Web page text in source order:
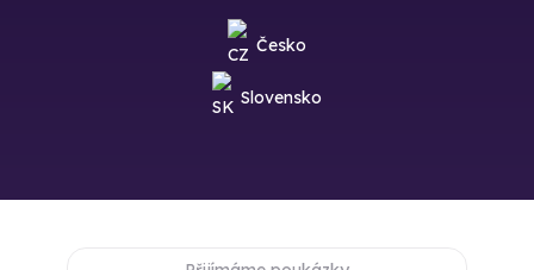
Česko
Slovensko